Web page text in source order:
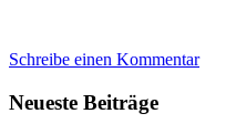
Schreibe einen Kommentar
Neueste Beiträge